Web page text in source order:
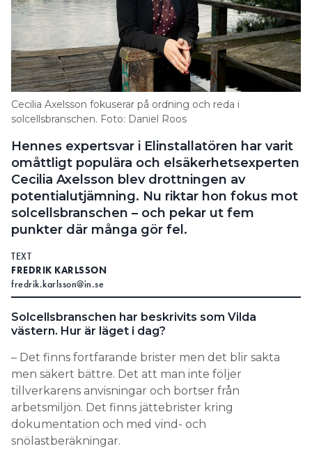
Cecilia Axelsson fokuserar på ordning och reda i
solcellsbranschen. Foto: Daniel Roos
Hennes expertsvar i Elinstallatören har varit
omåttligt populära och elsäkerhetsexperten
Cecilia Axelsson blev drottningen av
potentialutjämning. Nu riktar hon fokus mot
solcellsbranschen – och pekar ut fem
punkter där många gör fel.
TEXT
FREDRIK KARLSSON
fredrik.karlsson@in.se
Solcellsbranschen har beskrivits som Vilda
västern. Hur är läget i dag?
– Det finns fortfarande brister men det blir sakta
men säkert bättre. Det att man inte följer
tillverkarens anvisningar och bortser från
arbetsmiljön. Det finns jättebrister kring
dokumentation och med vind- och
snölastberäkningar.